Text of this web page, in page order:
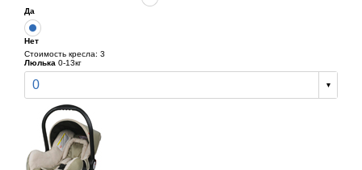
Да
Нет
Стоимость кресла: 3
Люлька 0-13кг
0